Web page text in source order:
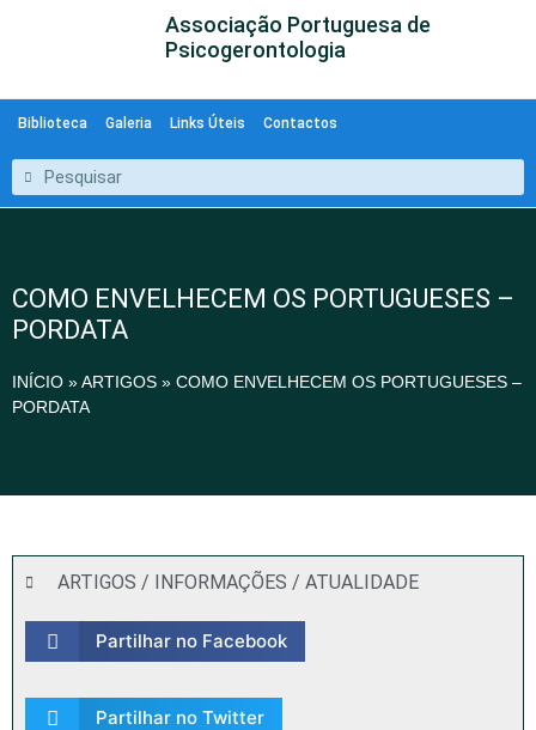
Associação Portuguesa de
Psicogerontologia
Biblioteca Galeria Links Úteis Contactos
COMO ENVELHECEM OS PORTUGUESES –
PORDATA
INÍCIO »ARTIGOS » COMO ENVELHECEM OS PORTUGUESES –
PORDATA
ARTIGOS / INFORMAÇÕES / ATUALIDADE
Partilhar no Facebook
Partilhar no Twitter